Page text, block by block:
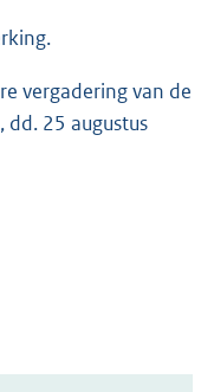
vergadering van de
dd. 25 augustus